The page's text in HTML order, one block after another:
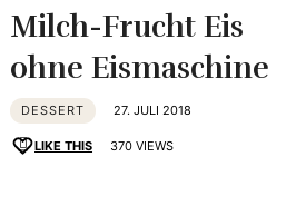
Milch-Frucht Eis
ohne Eismaschine
DESSERT 27. JULI 2018
LIKE THIS 370 VIEWS